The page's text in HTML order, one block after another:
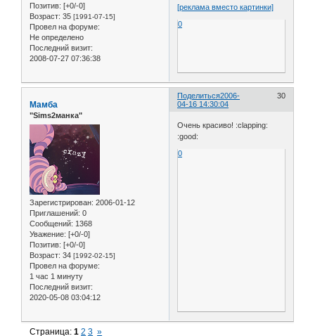
Позитив: [+0/-0]
Возраст: 35 [1991-07-15]
Провел на форуме:
Не определено
Последний визит:
2008-07-27 07:36:38
[реклама вместо картинки]
0
Поделиться 30
2006-
04-16 14:30:04
Мамба
"Sims2манка"
Зарегистрирован: 2006-01-12
Приглашений: 0
Сообщений: 1368
Уважение: [+0/-0]
Позитив: [+0/-0]
Возраст: 34 [1992-02-15]
Провел на форуме:
1 час 1 минуту
Последний визит:
2020-05-08 03:04:12
Очень красиво! :clapping:
:good:
0
Страница:1 2 3 »